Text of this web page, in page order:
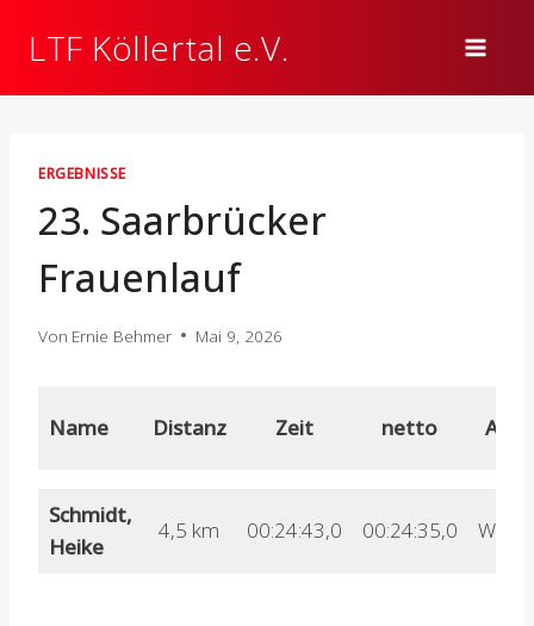
LTF Köllertal e.V.
ERGEBNISSE
23. Saarbrücker
Frauenlauf
Von Ernie Behmer Mai 9, 2026
Name Distanz Zeit netto AK
Schmidt,
Heike
4,5 km 00:24:43,0 00:24:35,0 W70